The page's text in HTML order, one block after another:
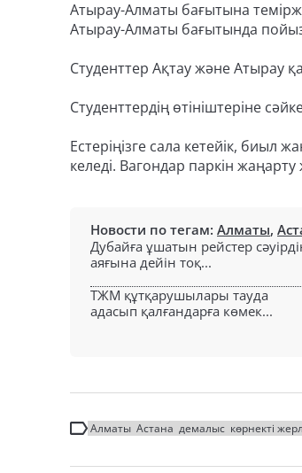
Атырау-Алматы бағытына
Атырау-Алматы бағытында
Студенттер Ақтау және Атырау
Студенттердің өтініштеріне
Естеріңізге сала кетейік, биыл
келеді. Вагондар паркін
Новости по тегам: Алматы,
Дубайға ұшатын рейстер
аяғына дейін тоқ...
ТЖМ құтқарушылары тауда
адасып қалғандарға көмек...
Алматы Астана демалыс көрнекті